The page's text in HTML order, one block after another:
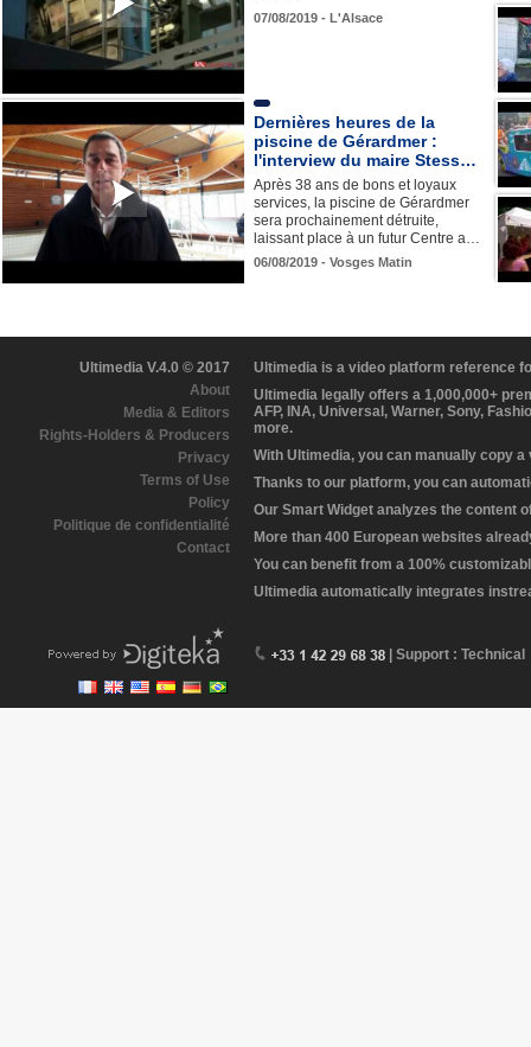
07/08/2019 - L'Alsace
Dernières heures de la
piscine de Gérardmer :
l'interview du maire Stess…
Après 38 ans de bons et loyaux
services, la piscine de Gérardmer
sera prochainement détruite,
laissant place à un futur Centre a…
06/08/2019 - Vosges Matin
Ultimedia V.4.0 © 2017
About
Media & Editors
Rights-Holders & Producers
Privacy
Terms of Use
Policy
Politique de confidentialité
Contact
Ultimedia is a video platform reference
Ultimedia legally offers a 1,000,000+
AFP, INA, Universal, Warner, Sony,
more.
With Ultimedia, you can manually copy
Thanks to our platform, you can
Our Smart Widget analyzes the content
More than 400 European websites
You can benefit from a 100%
Ultimedia automatically integrates
| Support : Technical